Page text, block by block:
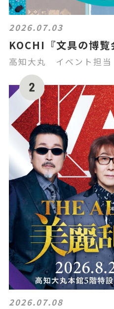
2026.07.03
KOCHI『文具の博覧
高知大丸 イベント担当
2026.07.08